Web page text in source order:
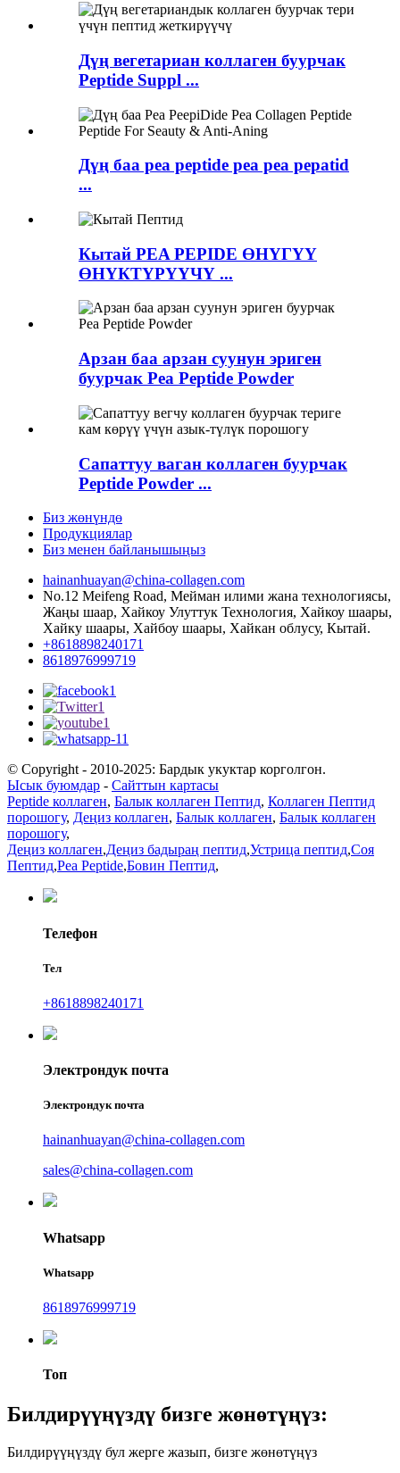
Дүң вегетариан коллаген буурчак
Peptide Suppl ...
Дүң баа pea peptide pea pea pepatid
...
Кытай PEA PEPIDE ӨНҮГҮҮ
ӨНҮКТҮРҮҮЧҮ ...
Арзан баа арзан суунун эриген
буурчак Pea Peptide Powder
Сапаттуу ваган коллаген буурчак
Peptide Powder ...
Биз жөнүндө
Продукциялар
Биз менен байланышыңыз
hainanhuayan@china-collagen.com
No.12 Meifeng Road, Мейман илими жана технологиясы,
Жаңы шаар, Хайкоу Улуттук Технология, Хайкоу шаары,
Хайку шаары, Хайбоу шаары, Хайкан облусу, Кытай.
+8618898240171
8618976999719
© Copyright - 2010-2025: Бардык укуктар корголгон.
Ысык буюмдар - Сайттын картасы
Peptide коллаген, Балык коллаген Пептид, Коллаген Пептид
порошогу, Деңиз коллаген, Балык коллаген, Балык коллаген
порошогу,
Деңиз коллаген,Деңиз бадыраң пептид,Устрица пептид,Соя
Пептид,Pea Peptide,Бовин Пептид,
Телефон
Тел
+8618898240171
Электрондук почта
Электрондук почта
hainanhuayan@china-collagen.com
sales@china-collagen.com
Whatsapp
Whatsapp
8618976999719
Топ
Билдирүүңүздү бизге жөнөтүңүз:
Билдирүүңүздү бул жерге жазып, бизге жөнөтүңүз